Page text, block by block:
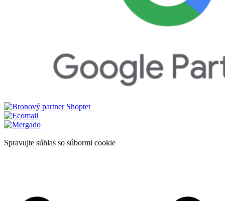
Spravujte súhlas so súbormi cookie